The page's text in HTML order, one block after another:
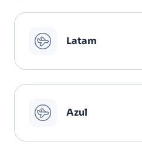
Latam
Azul